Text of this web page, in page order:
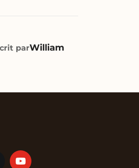
DE LA PUBLICATION
parWilliam